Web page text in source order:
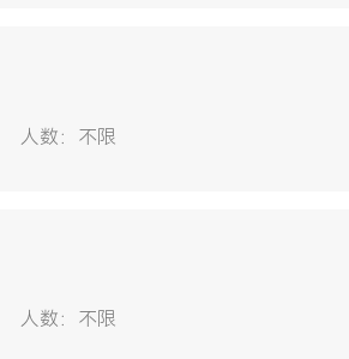
人数： 不限
人数： 不限